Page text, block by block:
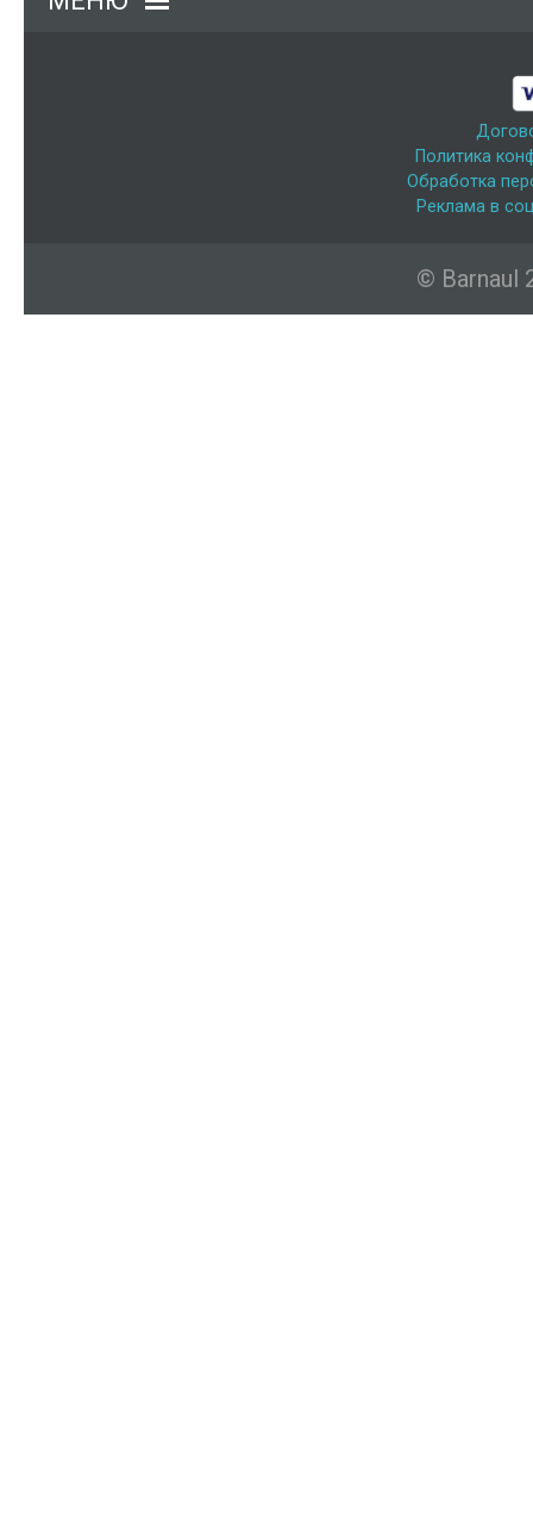
Политика
Обработка
Реклама в
© Barnaul